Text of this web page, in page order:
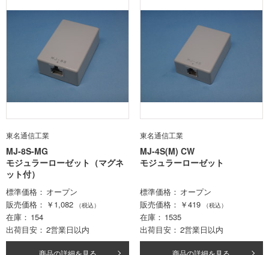
東名通信工業
MJ-8S-MG
モジュラーローゼット（マグネ
ット付）
標準価格
オープン
販売価格
￥1,082 （税込）
在庫
154
出荷目安
2営業日以内
商品の詳細を見る
東名通信工業
MJ-4S(M) CW
モジュラーローゼット
標準価格
オープン
販売価格
￥419 （税込）
在庫
1535
出荷目安
2営業日以内
商品の詳細を見る